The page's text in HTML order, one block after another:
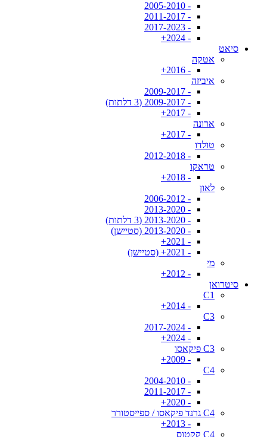
- 2005-2010
- 2011-2017
- 2017-2023
- 2024+
סיאט
אטקה
- 2016+
איביזה
- 2009-2017
- 2009-2017 (3 דלתות)
- 2017+
ארונה
- 2017+
טולדו
- 2012-2018
טראקו
- 2018+
לאון
- 2006-2012
- 2013-2020
- 2013-2020 (3 דלתות)
- 2013-2020 (סטיישן)
- 2021+
- 2021+ (סטיישן)
מי
- 2012+
סיטרואן
C1
- 2014+
C3
- 2017-2024
- 2024+
C3 פיקאסו
- 2009+
C4
- 2004-2010
- 2011-2017
- 2020+
C4 גרנד פיקאסו / ספייסטורר
- 2013+
C4 קקטוס